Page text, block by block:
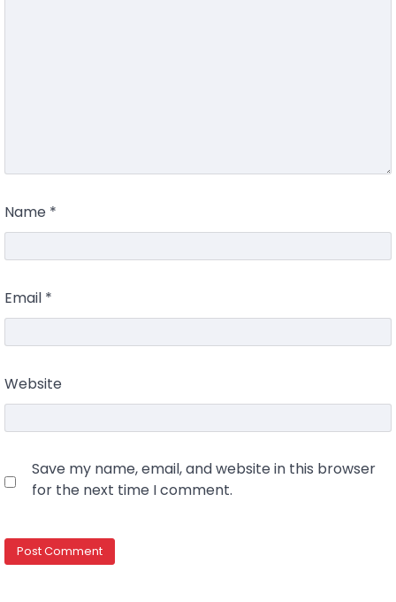
Name *
Email *
Website
Save my name, email, and website in this browser
for the next time I comment.